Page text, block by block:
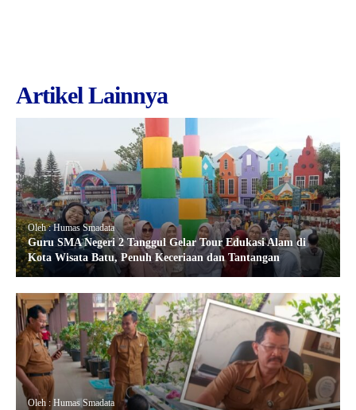
Artikel Lainnya
Oleh : Humas Smadata
Guru SMA Negeri 2 Tanggul Gelar Tour Edukasi Alam di
Kota Wisata Batu, Penuh Keceriaan dan Tantangan
Oleh : Humas Smadata